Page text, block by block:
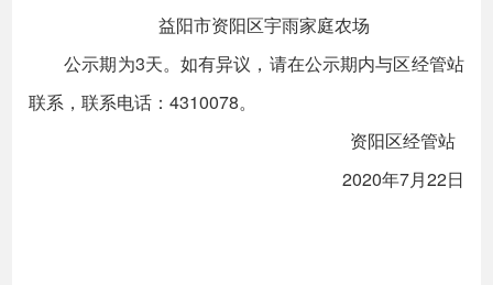
益阳市资阳区宇雨家庭农场
公示期为3天。如有异议，请在公示期内与区经管站
联系，联系电话：4310078。
资阳区经管站
2020年7月22日